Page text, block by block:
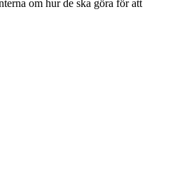
om hur de ska göra för att